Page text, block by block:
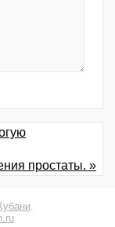
простаты. »
.